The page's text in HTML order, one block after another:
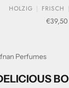
HOLZIG FRISCH
€39,50
Perfumes